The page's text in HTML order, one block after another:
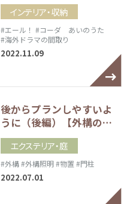
インテリア・収納
#エール！ #コーダ あいのうた
#海外ドラマの間取り
2022.11.09
後からプランしやすいよ
うに（後編）【外構の…
エクステリア・庭
#外構#外構照明 #物置 #門柱
2022.07.01